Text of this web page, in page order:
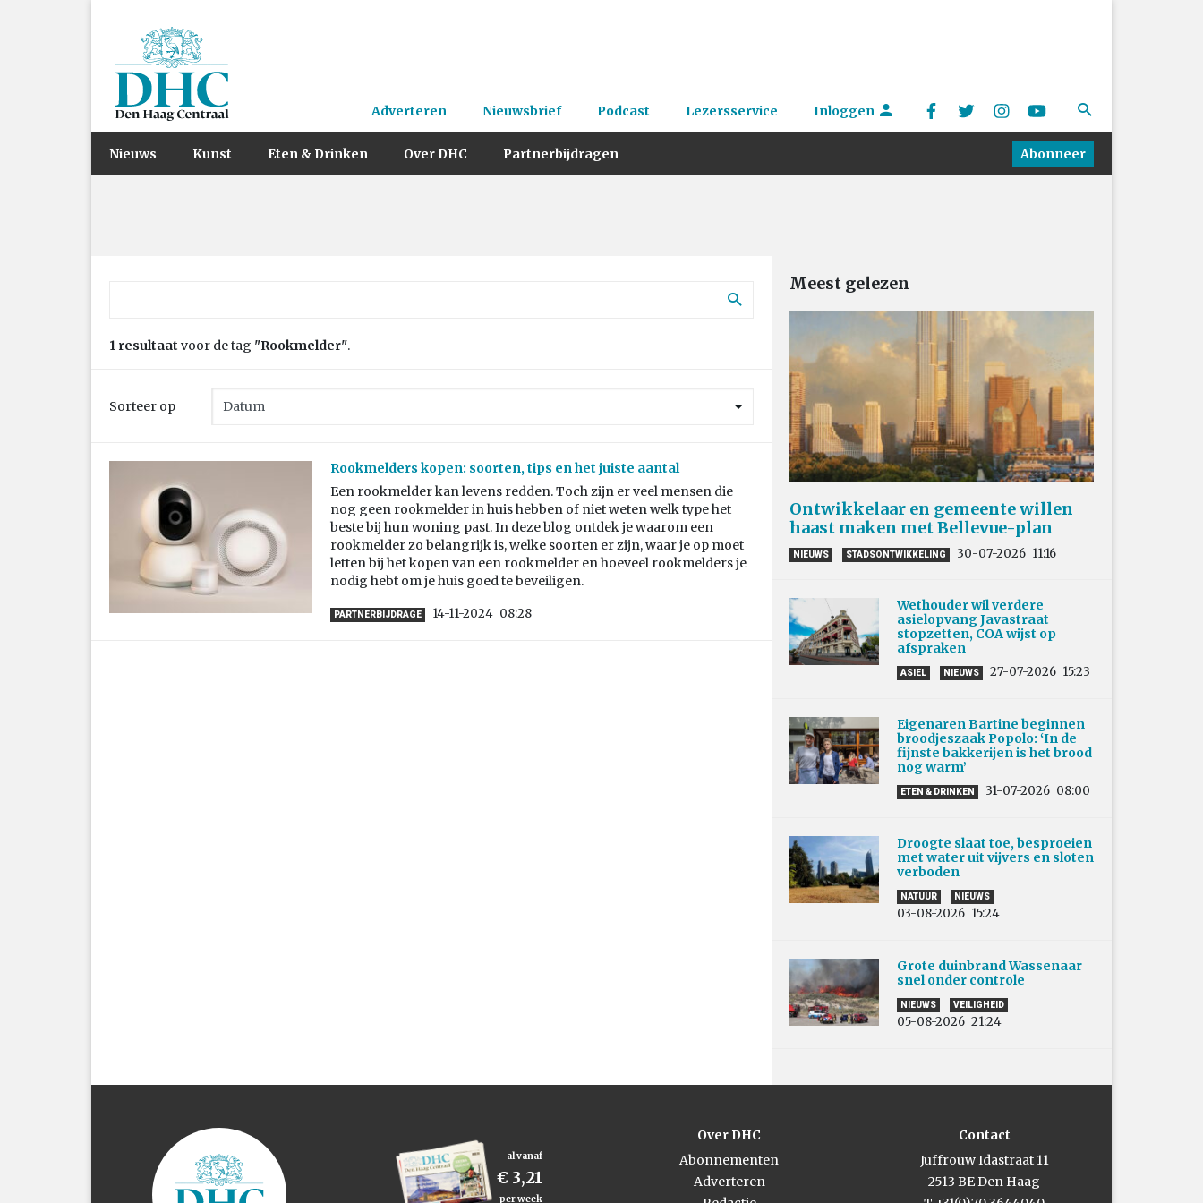
Adverteren Nieuwsbrief Podcast Lezersservice Inloggen
Nieuws Kunst Eten & Drinken Over DHC Partnerbijdragen Abonneer
1 resultaat voor de tag "Rookmelder".
Sorteer op
Rookmelders kopen: soorten, tips en het juiste aantal
Een rookmelder kan levens redden. Toch zijn er veel mensen die
nog geen rookmelder in huis hebben of niet weten welk type het
beste bij hun woning past. In deze blog ontdek je waarom een
rookmelder zo belangrijk is, welke soorten er zijn, waar je op moet
letten bij het kopen van een rookmelder en hoeveel rookmelders je
nodig hebt om je huis goed te beveiligen.
PARTNERBIJDRAGE 14-11-2024 08:28
Meest gelezen
Ontwikkelaar en gemeente willen
haast maken met Bellevue-plan
NIEUWS STADSONTWIKKELING 30-07-2026 11:16
Wethouder wil verdere
asielopvang Javastraat
stopzetten, COA wijst op
afspraken
ASIEL NIEUWS 27-07-2026 15:23
Eigenaren Bartine beginnen
broodjeszaak Popolo: ‘In de
fijnste bakkerijen is het brood
nog warm’
ETEN & DRINKEN 31-07-2026 08:00
Droogte slaat toe, besproeien
met water uit vijvers en sloten
verboden
NATUUR NIEUWS
03-08-2026 15:24
Grote duinbrand Wassenaar
snel onder controle
NIEUWS VEILIGHEID
05-08-2026 21:24
al vanaf
€ 3,21
per week
Over DHC
Abonnementen
Adverteren
Contact
Juffrouw Idastraat 11
2513 BE Den Haag